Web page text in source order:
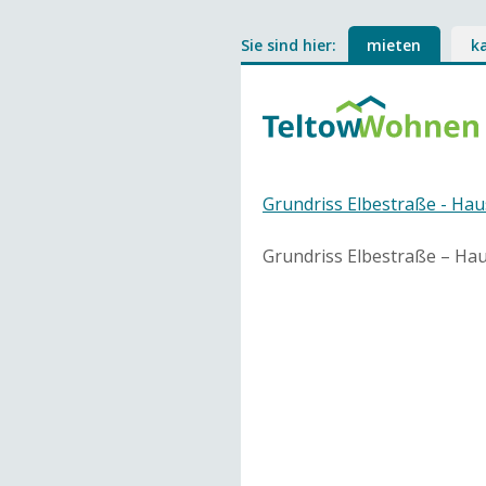
Sie sind hier: mieten
Grundriss Elbestraße -
Grundriss Elbestraße –